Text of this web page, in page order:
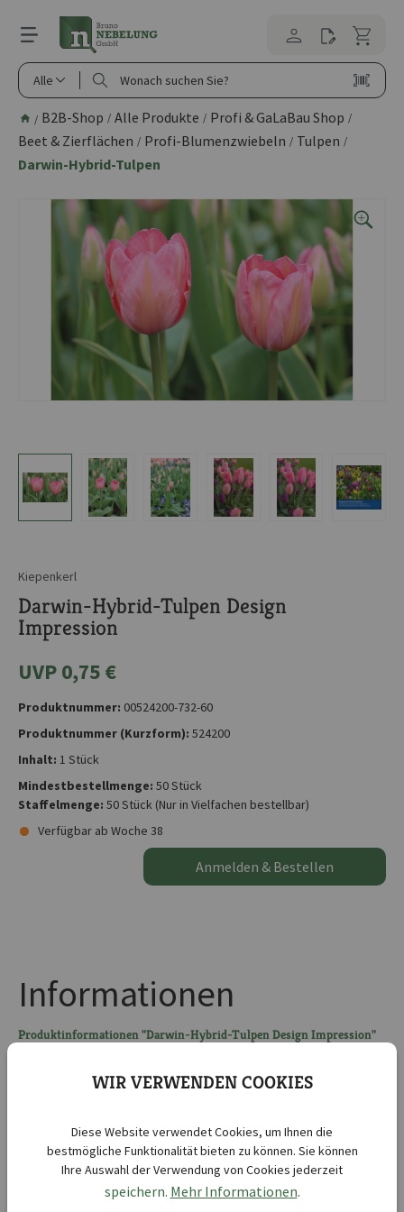
springen
Alle
/ B2B-Shop / Alle Produkte / Profi & GaLaBau Shop /
Beet & Zierflächen / Profi-Blumenzwiebeln / Tulpen /
Darwin-Hybrid-Tulpen
Kiepenkerl
Darwin-Hybrid-Tulpen Design
Impression
UVP 0,75 €
Produktnummer: 00524200-732-60
Produktnummer (Kurzform): 524200
Inhalt: 1 Stück
Mindestbestellmenge: 50 Stück
Staffelmenge: 50 Stück (Nur in Vielfachen bestellbar)
Verfügbar ab Woche 38
Anmelden & Bestellen
Informationen
Produktinformationen "Darwin-Hybrid-Tulpen Design Impression"
Impression
Lieferbar ab KW :
38
50
WIR VERWENDEN COOKIES
Diese Website verwendet Cookies, um Ihnen die
bestmögliche Funktionalität bieten zu können. Sie können
Ihre Auswahl der Verwendung von Cookies jederzeit
speichern. Mehr Informationen.